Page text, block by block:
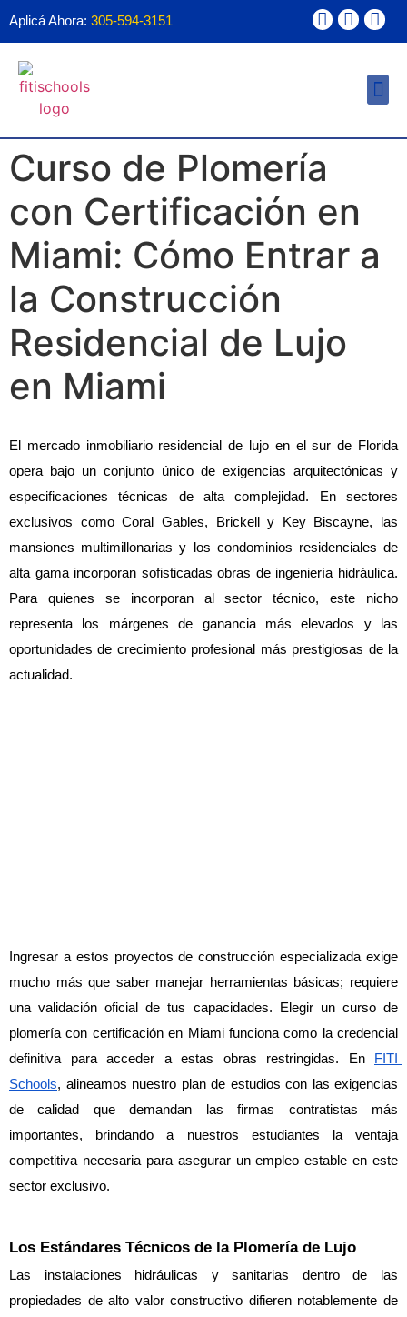
Aplicá Ahora: 305-594-3151
Curso de Plomería
con Certificación en
Miami: Cómo Entrar a
la Construcción
Residencial de Lujo
en Miami
El mercado inmobiliario residencial de lujo en el sur de Florida
opera bajo un conjunto único de exigencias arquitectónicas y
especificaciones técnicas de alta complejidad. En sectores
exclusivos como Coral Gables, Brickell y Key Biscayne, las
mansiones multimillonarias y los condominios residenciales de
alta gama incorporan sofisticadas obras de ingeniería hidráulica.
Para quienes se incorporan al sector técnico, este nicho
representa los márgenes de ganancia más elevados y las
oportunidades de crecimiento profesional más prestigiosas de la
actualidad.
Ingresar a estos proyectos de construcción especializada exige
mucho más que saber manejar herramientas básicas; requiere
una validación oficial de tus capacidades. Elegir un curso de
plomería con certificación en Miami funciona como la credencial
definitiva para acceder a estas obras restringidas. En
FITI
Schools, alineamos nuestro plan de estudios con las exigencias
de calidad que demandan las firmas contratistas más
importantes, brindando a nuestros estudiantes la ventaja
competitiva necesaria para asegurar un empleo estable en este
sector exclusivo.
Los Estándares Técnicos de la Plomería de Lujo
Las instalaciones hidráulicas y sanitarias dentro de las
propiedades de alto valor constructivo difieren notablemente de